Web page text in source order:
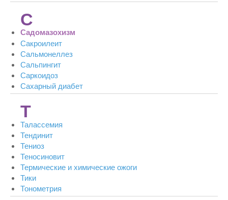
С
Садомазохизм
Сакроилеит
Сальмонеллез
Сальпингит
Саркоидоз
Сахарный диабет
Т
Талассемия
Тендинит
Тениоз
Теносиновит
Термические и химические ожоги
Тики
Тонометрия